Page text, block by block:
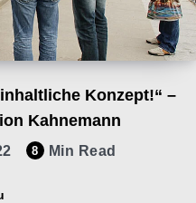
Konzept!“ –
Kahnemann
8 Min Read